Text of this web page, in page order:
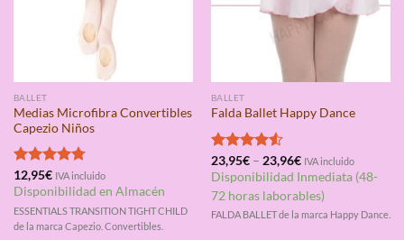
BALLET
Medias Microfibra Convertibles
Capezio Niños
Valorado
con4.75
12,95€ IVA incluido
Disponibilidad en Almacén
ESSENTIALS TRANSITION TIGHT CHILD
de la marca Capezio. Convertibles.
BALLET
Falda Ballet Happy Dance
Valorado
con4.50
de 5
23,95€– 23,96€ IVA incluido
Disponibilidad Inmediata (48-
72 horas laborables)
FALDA BALLET de la marca Happy Dance.